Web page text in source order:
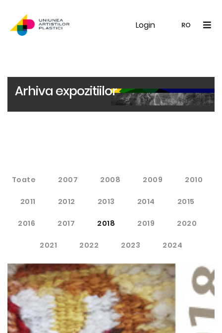
Login RO
UAP Galerie Noutăți
Arhiva expozitiilor
Toate 2007 2008 2009 2010
2011 2012 2013 2014 2015
2016 2017 2018 2019 2020
2021 2022 2023 2024